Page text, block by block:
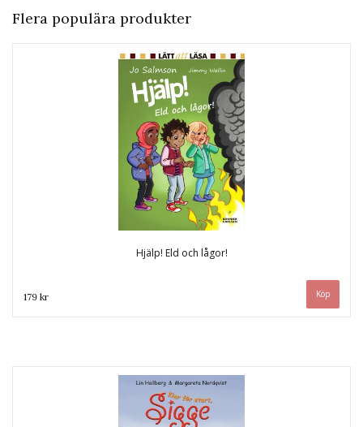
Flera populära produkter
Hjälp! Eld och lågor!
179 kr